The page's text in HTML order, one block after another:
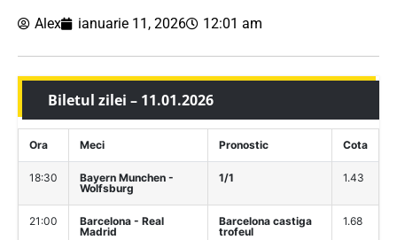
Alex ianuarie 11, 2026 12:01 am
Biletul zilei – 11.01.2026
Ora Meci Pronostic Cota
18:30
Bayern Munchen -
Wolfsburg
1/1 1.43
21:00
Barcelona - Real
Madrid
Barcelona castiga
trofeul
1.68